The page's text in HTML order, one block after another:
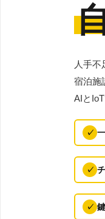
人手
宿泊施
AIと
✓
✓
✓